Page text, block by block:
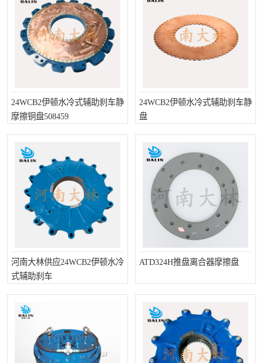
24WCB2伊顿水冷式辅助刹车静
摩擦铜盘508459
24WCB2伊顿水冷式辅助刹车静
盘
河南大林供应24WCB2伊顿水冷
式辅助刹车
ATD324H推盘离合器摩擦盘